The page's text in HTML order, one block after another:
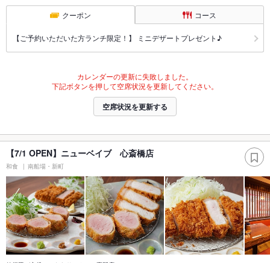
クーポン コース
【ご予約いただいた方ランチ限定！】 ミニデザートプレゼント♪
カレンダーの更新に失敗しました。
下記ボタンを押して空席状況を更新してください。
空席状況を更新する
【7/1 OPEN】ニューベイブ 心斎橋店
和食 南船場・新町